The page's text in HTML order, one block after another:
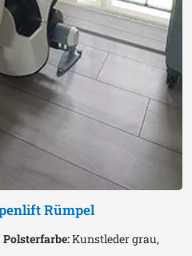
Rümpel
Polsterfarbe:Kunstleder grau,